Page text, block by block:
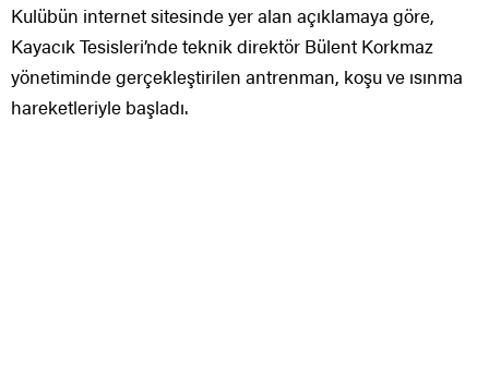
Kulübün internet sitesinde yer alan açıklamaya göre,
Kayacık Tesisleri’nde teknik direktör Bülent Korkmaz
yönetiminde gerçekleştirilen antrenman, koşu ve ısınma
hareketleriyle başladı.